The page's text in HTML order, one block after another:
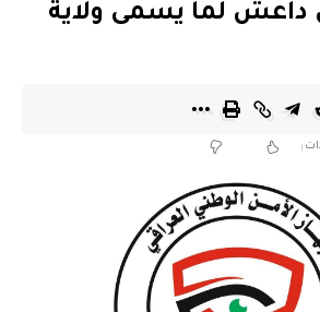
لما يسمى ولاية